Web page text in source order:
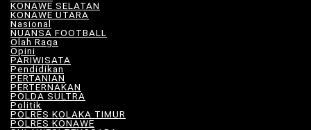
KONAWE SELATAN
KONAWE UTARA
Nasional
NUANSA FOOTBALL
Olah Raga
Opini (5)
PARIWISATA
Pendidikan
PERTANIAN
PERTERNAKAN
POLDA SULTRA
Politik
POLRES KOLAKA TIMUR
POLRES KONAWE